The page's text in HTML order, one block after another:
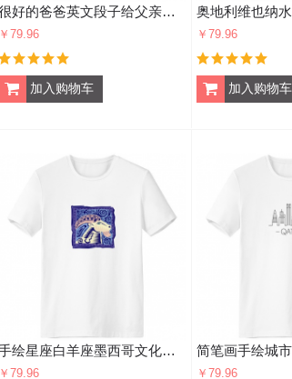
很好的爸爸英文段子给父亲的祝福 男女白色短袖T恤创意纪念衫个性T恤衫礼物
￥79.96 ￥79.96
手绘星座白羊座墨西哥文化版画 男女白色短袖T恤创意纪念衫个性T恤衫礼物
￥79.96 ￥79.96